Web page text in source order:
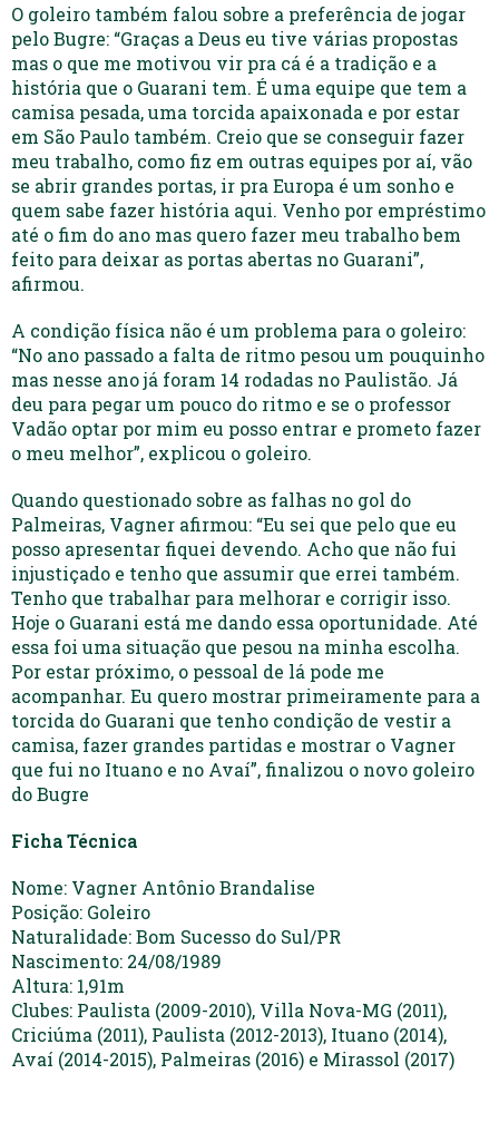
O goleiro também falou sobre a preferência de jogar
pelo Bugre: “Graças a Deus eu tive várias propostas
mas o que me motivou vir pra cá é a tradição e a
história que o Guarani tem. É uma equipe que tem a
camisa pesada, uma torcida apaixonada e por estar
em São Paulo também. Creio que se conseguir fazer
meu trabalho, como fiz em outras equipes por aí, vão
se abrir grandes portas, ir pra Europa é um sonho e
quem sabe fazer história aqui. Venho por empréstimo
até o fim do ano mas quero fazer meu trabalho bem
feito para deixar as portas abertas no Guarani”,
afirmou.
A condição física não é um problema para o goleiro:
“No ano passado a falta de ritmo pesou um pouquinho
mas nesse ano já foram 14 rodadas no Paulistão. Já
deu para pegar um pouco do ritmo e se o professor
Vadão optar por mim eu posso entrar e prometo fazer
o meu melhor”, explicou o goleiro.
Quando questionado sobre as falhas no gol do
Palmeiras, Vagner afirmou: “Eu sei que pelo que eu
posso apresentar fiquei devendo. Acho que não fui
injustiçado e tenho que assumir que errei também.
Tenho que trabalhar para melhorar e corrigir isso.
Hoje o Guarani está me dando essa oportunidade. Até
essa foi uma situação que pesou na minha escolha.
Por estar próximo, o pessoal de lá pode me
acompanhar. Eu quero mostrar primeiramente para a
torcida do Guarani que tenho condição de vestir a
camisa, fazer grandes partidas e mostrar o Vagner
que fui no Ituano e no Avaí”, finalizou o novo goleiro
do Bugre
Ficha Técnica
Nome: Vagner Antônio Brandalise
Posição: Goleiro
Naturalidade: Bom Sucesso do Sul/PR
Nascimento: 24/08/1989
Altura: 1,91m
Clubes: Paulista (2009-2010), Villa Nova-MG (2011),
Criciúma (2011), Paulista (2012-2013), Ituano (2014),
Avaí (2014-2015), Palmeiras (2016) e Mirassol (2017)